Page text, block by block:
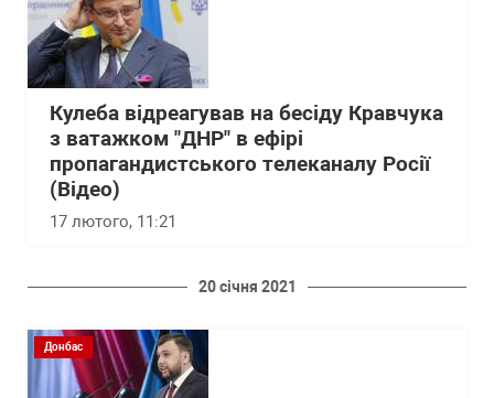
Кулеба відреагував на бесіду Кравчука
з ватажком "ДНР" в ефірі
пропагандистського телеканалу Росії
(Відео)
17 лютого, 11:21
20 січня 2021
Донбас